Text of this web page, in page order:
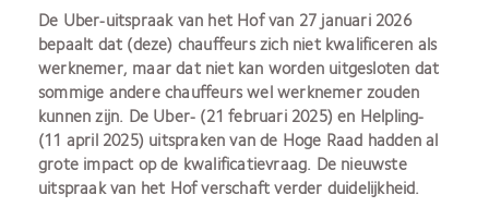
De Uber-uitspraak van het Hof van 27 januari 2026
bepaalt dat (deze) chauffeurs zich niet kwalificeren als
werknemer, maar dat niet kan worden uitgesloten dat
sommige andere chauffeurs wel werknemer zouden
kunnen zijn. De Uber- (21 februari 2025) en Helpling-
(11 april 2025) uitspraken van de Hoge Raad hadden al
grote impact op de kwalificatievraag. De nieuwste
uitspraak van het Hof verschaft verder duidelijkheid.